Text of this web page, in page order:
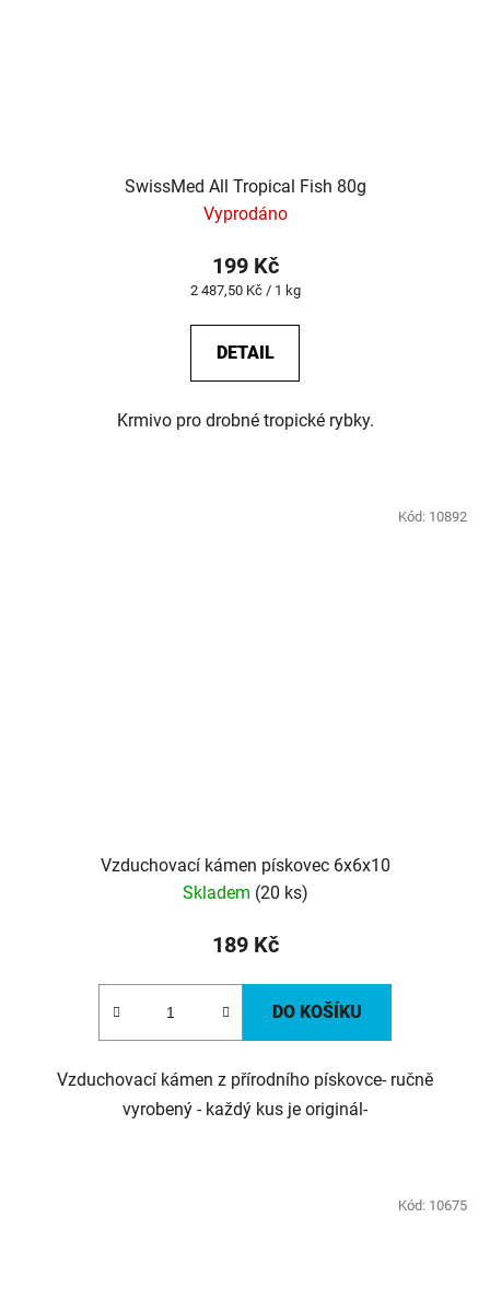
SwissMed All Tropical Fish 80g
Vyprodáno
199 Kč
Měrná
2 487,50 Kč / 1 kg
DETAIL
Krmivo pro drobné tropické rybky.
Vzduchovací kámen pískovec 6x6x10
Skladem (20 ks)
189 Kč
DO KOŠÍKU
Vzduchovací kámen z přírodního pískovce- ručně
vyrobený - každý kus je originál-
Kód: 10892
Kód: 10675